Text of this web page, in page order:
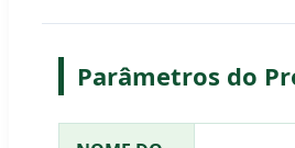
Parâmetros do